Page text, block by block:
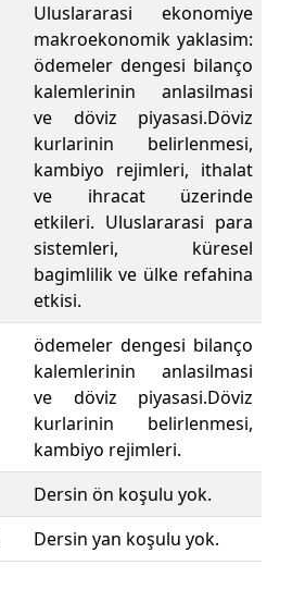
Uluslararasi ekonomiye
makroekonomik yaklasim:
ödemeler dengesi bilanço
kalemlerinin anlasilmasi
ve döviz piyasasi.Döviz
kurlarinin belirlenmesi,
kambiyo rejimleri, ithalat
ve ihracat üzerinde
etkileri. Uluslararasi para
sistemleri, küresel
bagimlilik ve ülke refahina
etkisi.
ödemeler dengesi bilanço
kalemlerinin anlasilmasi
ve döviz piyasasi.Döviz
kurlarinin belirlenmesi,
kambiyo rejimleri.
Dersin ön koşulu yok.
Dersin yan koşulu yok.